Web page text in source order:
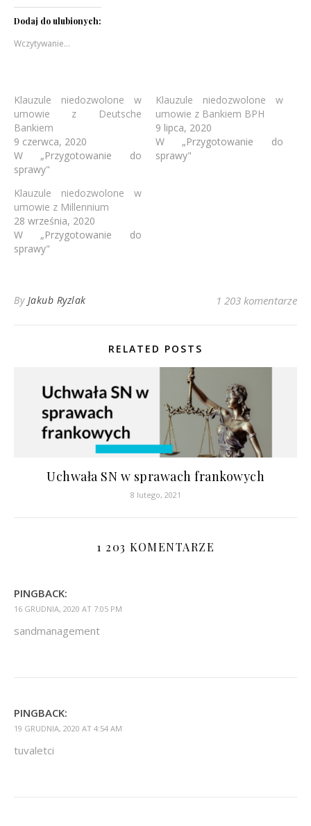
Dodaj do ulubionych:
Wczytywanie…
Klauzule niedozwolone w
umowie z Deutsche
Bankiem
9 czerwca, 2020
W „Przygotowanie do
sprawy"
Klauzule niedozwolone w
umowie z Bankiem BPH
9 lipca, 2020
W „Przygotowanie do
sprawy"
Klauzule niedozwolone w
umowie z Millennium
28 września, 2020
W „Przygotowanie do
sprawy"
By Jakub Ryzlak 1 203 komentarze
RELATED POSTS
Uchwała SN w sprawach frankowych
8 lutego, 2021
1 203 KOMENTARZE
PINGBACK:
16 GRUDNIA, 2020 AT 7:05 PM
sandmanagement
PINGBACK:
19 GRUDNIA, 2020 AT 4:54 AM
tuvaletci